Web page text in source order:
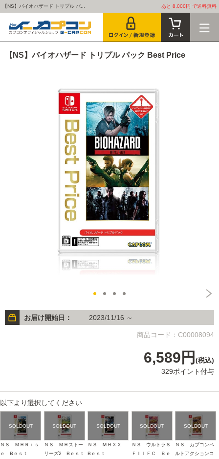
【NS】バイオハザード トリプル パ... あと 8,000円 で送料無料
【NS】バイオハザード トリプル パック Best Price
お届け開始日： 2023/11/16 ～
商品コード：C00008094
6,589円 (税込)
329ポイント付与
以下より選択してください
ＮＳ ＭＨＲｉｓ
ｅ Bｅｓｔ
ＮＳ ＭＨストー
リーズ2 Bｅｓｔ
ＮＳ ＭＨＸＸ
Bｅｓｔ
ＮＳ ウルトラＳ
ＦＩＩＦＣ Ｂｅ
ＮＳ カプコンベ
ルトアクションコ